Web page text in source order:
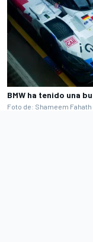
BMW ha tenido una
Foto de: Shameem Fahath